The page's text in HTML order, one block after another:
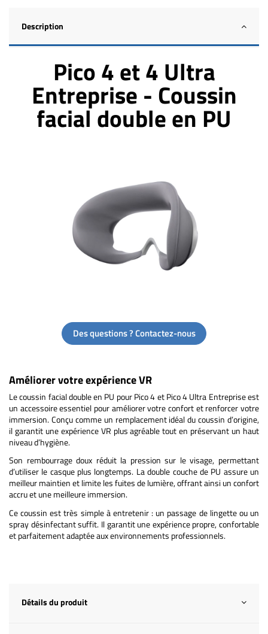
Description
Pico 4 et 4 Ultra
Entreprise - Coussin
facial double en PU
Des questions ? Contactez-nous
Améliorer votre expérience VR
Le coussin facial double en PU pour Pico 4 et Pico 4 Ultra Entreprise est
un accessoire essentiel pour améliorer votre confort et renforcer votre
immersion. Conçu comme un remplacement idéal du coussin d’origine,
il garantit une expérience VR plus agréable tout en préservant un haut
niveau d’hygiène.
Son rembourrage doux réduit la pression sur le visage, permettant
d’utiliser le casque plus longtemps. La double couche de PU assure un
meilleur maintien et limite les fuites de lumière, offrant ainsi un confort
accru et une meilleure immersion.
Ce coussin est très simple à entretenir : un passage de lingette ou un
spray désinfectant suffit. Il garantit une expérience propre, confortable
et parfaitement adaptée aux environnements professionnels.
Détails du produit